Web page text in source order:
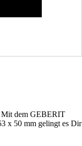
Mit dem GEBERIT
x 50 mm gelingt es Dir